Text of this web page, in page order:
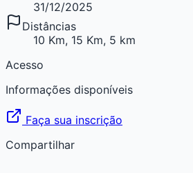
31/12/2025
Distâncias
10 Km, 15 Km, 5 km
Acesso
Informações disponíveis
Faça sua inscrição
Compartilhar